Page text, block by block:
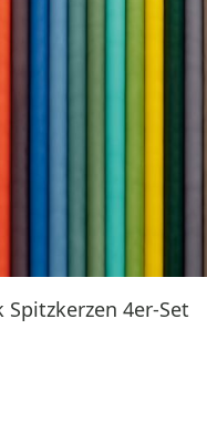
Spitzkerzen 4er-Set